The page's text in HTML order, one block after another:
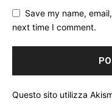
Save my name,
next time I comment.
Questo sito utilizza